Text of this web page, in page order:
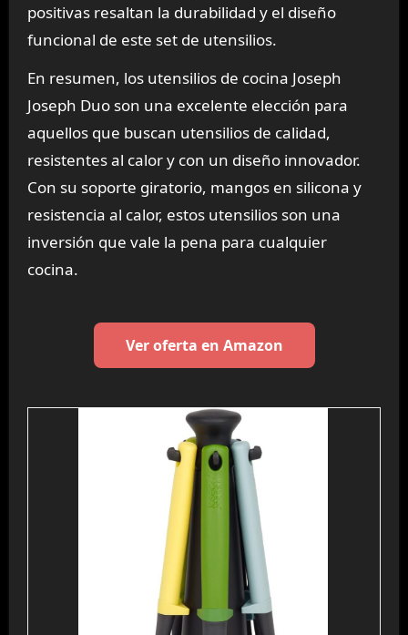
positivas resaltan la durabilidad y el diseño
funcional de este set de utensilios.
En resumen, los utensilios de cocina Joseph
Joseph Duo son una excelente elección para
aquellos que buscan utensilios de calidad,
resistentes al calor y con un diseño innovador.
Con su soporte giratorio, mangos en silicona y
resistencia al calor, estos utensilios son una
inversión que vale la pena para cualquier
cocina.
Ver oferta en Amazon